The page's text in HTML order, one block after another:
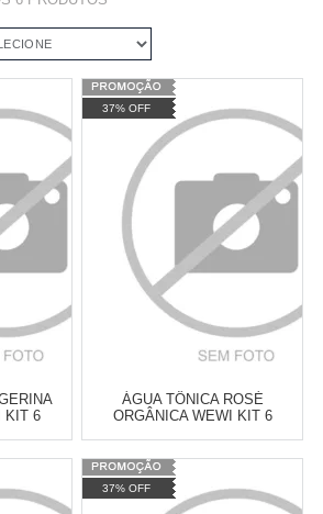
KIT 6
(Apenas
37% OFF
ÁGUA TÔNICA ROSÉ
ORGÂNICA WEWI KIT 6
Varejo:
Atacado: R$ 2.550,90 (Apenas
37% OFF